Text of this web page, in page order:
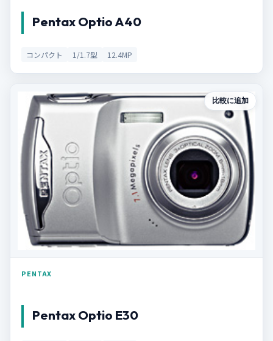
Pentax Optio A40
コンパクト 1/1.7型 12.4MP
比較に追加
PENTAX
Pentax Optio E30